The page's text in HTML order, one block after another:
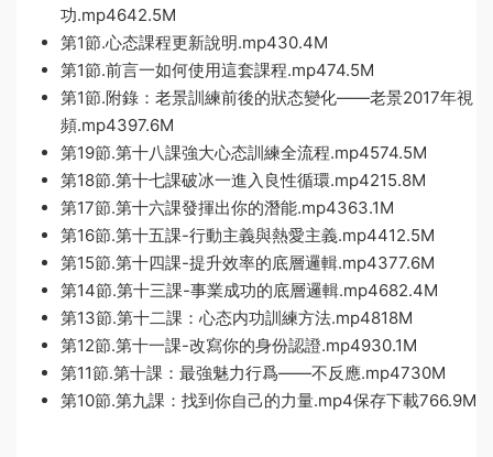
功.mp4642.5M
第1節.心态課程更新說明.mp430.4M
第1節.前言一如何使用這套課程.mp474.5M
第1節.附錄：老景訓練前後的狀态變化——老景2017年視
頻.mp4397.6M
第19節.第十八課強大心态訓練全流程.mp4574.5M
第18節.第十七課破冰一進入良性循環.mp4215.8M
第17節.第十六課發揮出你的潛能.mp4363.1M
第16節.第十五課-行動主義與熱愛主義.mp4412.5M
第15節.第十四課-提升效率的底層邏輯.mp4377.6M
第14節.第十三課-事業成功的底層邏輯.mp4682.4M
第13節.第十二課：心态内功訓練方法.mp4818M
第12節.第十一課-改寫你的身份認證.mp4930.1M
第11節.第十課：最強魅力行爲——不反應.mp4730M
第10節.第九課：找到你自己的力量.mp4保存下載766.9M